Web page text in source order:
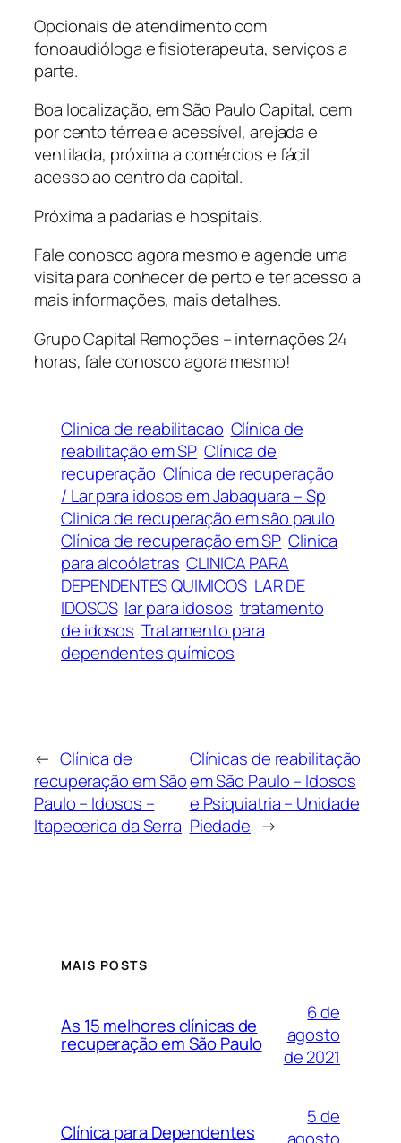
Opcionais de atendimento com
fonoaudióloga e fisioterapeuta, serviços a
parte.
Boa localização, em São Paulo Capital, cem
por cento térrea e acessível, arejada e
ventilada, próxima a comércios e fácil
acesso ao centro da capital.
Próxima a padarias e hospitais.
Fale conosco agora mesmo e agende uma
visita para conhecer de perto e ter acesso a
mais informações, mais detalhes.
Grupo Capital Remoções – internações 24
horas, fale conosco agora mesmo!
Clinica de reabilitacao Clínica de
reabilitação em SP Clínica de
recuperação Clínica de recuperação
/ Lar para idosos em Jabaquara – Sp
Clinica de recuperação em são paulo
Clínica de recuperação em SP Clinica
para alcoólatras CLINICA PARA
DEPENDENTES QUIMICOS LAR DE
IDOSOS lar para idosos tratamento
de idosos Tratamento para
dependentes químicos
← Clínica de
recuperação em São
Paulo – Idosos –
Itapecerica da Serra
Clínicas de reabilitação
em São Paulo – Idosos
e Psiquiatria – Unidade
Piedade →
MAIS POSTS
As 15 melhores clínicas de
recuperação em São Paulo
6 de
agosto
de 2021
Clínica para Dependentes
5 de